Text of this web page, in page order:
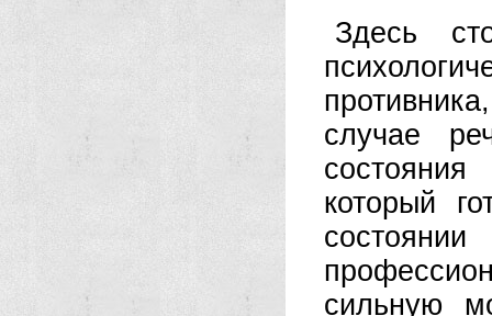
Здесь
случае
который
сильную